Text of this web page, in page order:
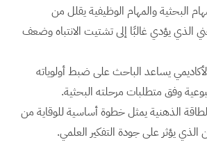
البحثية والمهام الوظيفية يقلل من
الذي يؤدي غالبًا إلى تشتيت الانتباه وضعف
يساعد الباحث على ضبط أولوياته
وفق متطلبات مرحلته البحثية.
الذهنية يمثل خطوة أساسية للوقاية من
الذي يؤثر على جودة التفكير العلمي.